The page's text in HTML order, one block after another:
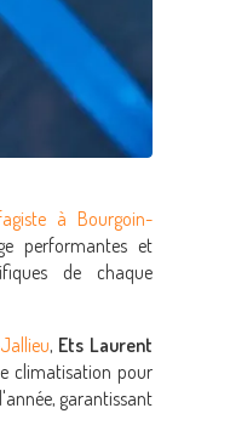
à Bourgoin-
performantes et
de chaque
, Ets Laurent
climatisation pour
garantissant